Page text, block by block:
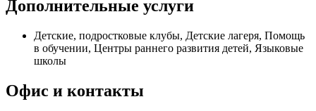
Дополнительные услуги
Детские, подростковые клубы, Детские лагеря, Помощь
в обучении, Центры раннего развития детей, Языковые
школы
Офис и контакты